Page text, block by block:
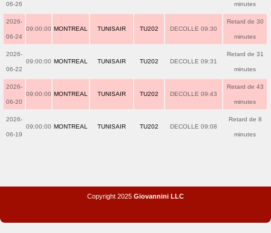
06-26 minutes
2026-
06-24
09:00:00 MONTREAL TUNISAIR TU202 DECOLLE 09:30
Retard de 30
minutes
2026-
06-22
09:00:00 MONTREAL TUNISAIR TU202 DECOLLE 09:31
Retard de 31
minutes
2026-
06-20
09:00:00 MONTREAL TUNISAIR TU202 DECOLLE 09:43
Retard de 43
minutes
2026-
06-19
09:00:00 MONTREAL TUNISAIR TU202 DECOLLE 09:08
Retard de 8
minutes
Copyright 2025 Giovannini LLC